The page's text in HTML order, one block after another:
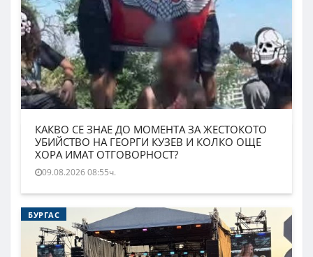
КАКВО СЕ ЗНАЕ ДО МОМЕНТА ЗА ЖЕСТОКОТО
УБИЙСТВО НА ГЕОРГИ КУЗЕВ И КОЛКО ОЩЕ
ХОРА ИМАТ ОТГОВОРНОСТ?
09.08.2026 08:55ч.
БУРГАС